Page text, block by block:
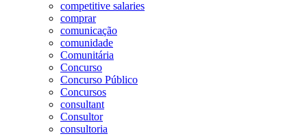
competitive salaries
comprar
comunicação
comunidade
Comunitária
Concurso
Concurso Público
Concursos
consultant
Consultor
consultoria